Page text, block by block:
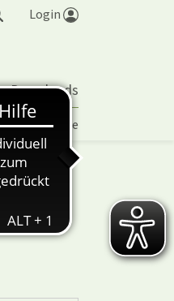
Login
Downloads
Turniere